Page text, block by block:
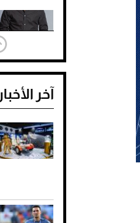
آخر الأخبار